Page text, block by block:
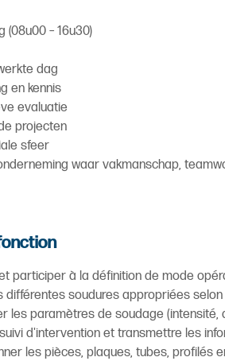
– 16u30)
dag
en kennis
evaluatie
projecten
sfeer
waar vakmanschap,
participer à la définition de mode
soudures appropriées
les paramètres de soudage
d'intervention et transmettre les
les pièces, plaques, tubes, profilés